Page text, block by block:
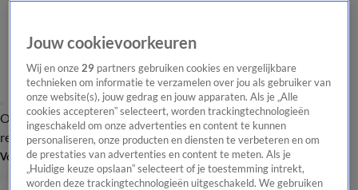
Overzicht Laatste nieuws Regionieuws Het beste van Hart
Tip de
redactie
Volg Hart van Nederland
Jouw cookievoorkeuren
Wij en onze29 partners gebruiken cookies en vergelijkbare
technieken om informatie te verzamelen over jou als gebruiker van
onze website(s), jouw gedrag en jouw apparaten. Als je „Alle
cookies accepteren” selecteert, worden trackingtechnologieën
ingeschakeld om onze advertenties en content te kunnen
personaliseren, onze producten en diensten te verbeteren en om
de prestaties van advertenties en content te meten. Als je
„Huidige keuze opslaan” selecteert of je toestemming intrekt,
worden deze trackingtechnologieën uitgeschakeld. We gebruiken